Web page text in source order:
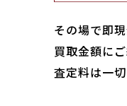
その場で即
買取金額に
査定料は一